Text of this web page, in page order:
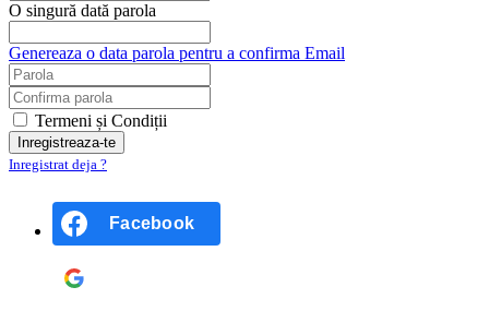
O singură dată parola
Genereaza o data parola pentru a confirma Email
Termeni și Condiții
Inregistrat deja ?
Facebook